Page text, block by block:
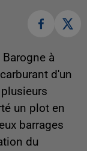
à
d'un
un plot en
barrages
du